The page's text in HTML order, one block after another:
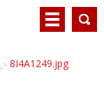
8I4A1249.jpg